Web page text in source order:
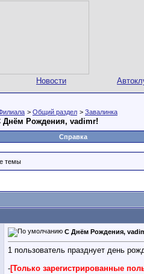
Новости
> Общий раздел > Завалинка
Днём Рождения, vadimr!
Справка
темы
C Днём Рождения,
1 пользователь празднует день
-[Только зарегистрированные